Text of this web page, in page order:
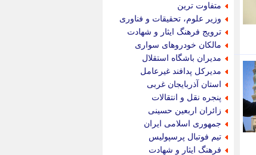
متفاوت ترین
وزیر علوم، تحقیقات و فناوری
ترویج فرهنگ ایثار و شهادت
مالکان خودروهای سواری
مدیران باشگاه استقلال
مدیرکل پدافند غیرعامل
استان آذربایجان غربی
پنجره نقل و انتقالات
زائران اربعین حسینی
جمهوری اسلامی ایران
تیم فوتبال پرسپولیس
فرهنگ ایثار و شهادت